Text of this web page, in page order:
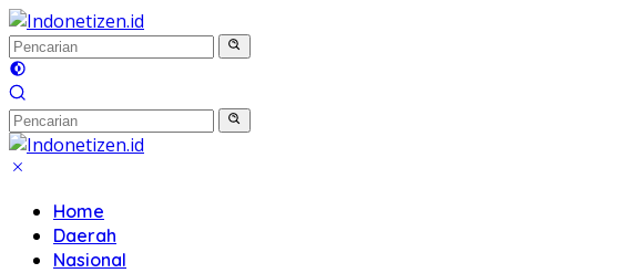
Langsung
ke
konten
Home
Daerah
Nasional